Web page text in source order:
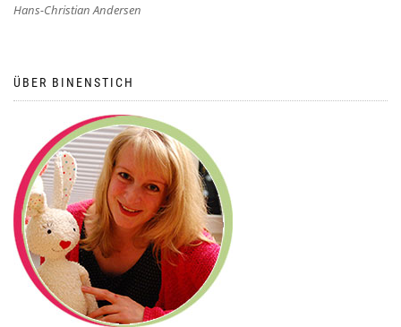
Hans-Christian Andersen
ÜBER BINENSTICH